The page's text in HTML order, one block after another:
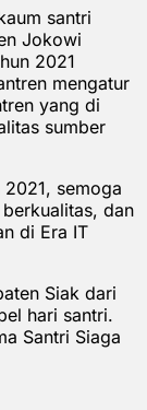
santri
Jokowi
2021
mengatur
yang di
sumber
semoga
dan
di Era IT
Siak dari
hari santri.
Santri Siaga